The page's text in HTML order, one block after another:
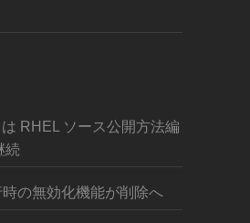
RHEL ソース公開方法編
続
の無効化機能が削除へ